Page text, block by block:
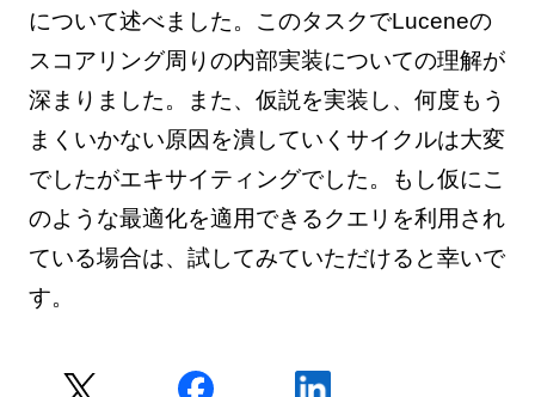
について述べました。このタスクでLuceneの
スコアリング周りの内部実装についての理解が
深まりました。また、仮説を実装し、何度もう
まくいかない原因を潰していくサイクルは大変
でしたがエキサイティングでした。もし仮にこ
のような最適化を適用できるクエリを利用され
ている場合は、試してみていただけると幸いで
す。